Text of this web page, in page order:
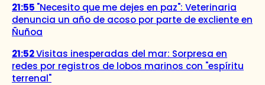
21:55 "Necesito que me dejes en paz": Veterinaria
denuncia un año de acoso por parte de excliente en
Ñuñoa
21:52Visitas inesperadas del mar: Sorpresa en
redes por registros de lobos marinos con "espíritu
terrenal"